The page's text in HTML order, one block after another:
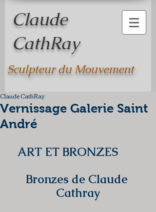
Claude
CathRay
Sculpteur du Mouvement
Vernissage Galerie Saint
André
Claude CathRay
ART ET BRONZES
Bronzes de Claude
Cathray